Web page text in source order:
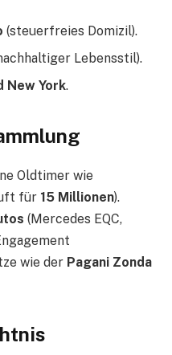
(steuerfreies Domizil).
Lebensstil).
New York.
Oldtimer wie
für 15 Millionen).
(Mercedes EQC,
wie der Pagani Zonda